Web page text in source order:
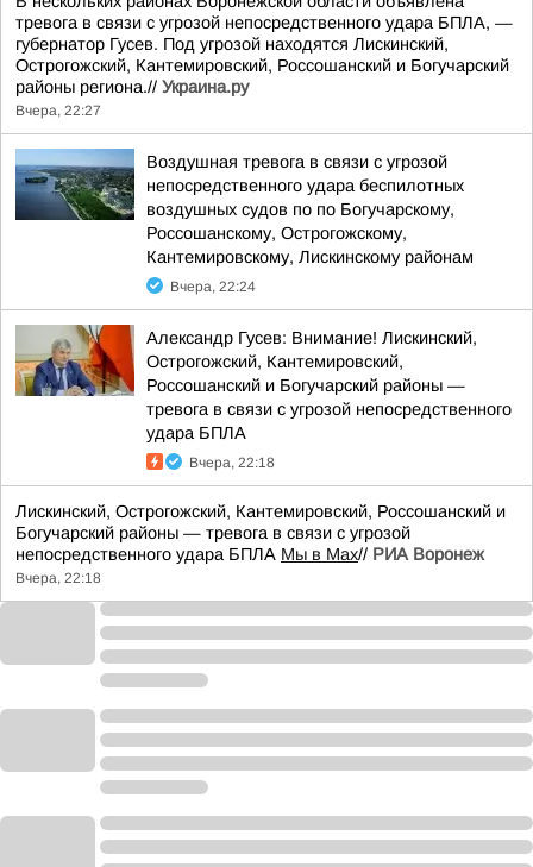
тревога в связи с угрозой непосредственного удара БПЛА, —
губернатор Гусев. Под угрозой находятся Лискинский,
Острогожский, Кантемировский, Россошанский и Богучарский
районы региона.// Украина.ру
Вчера, 22:27
Воздушная тревога в связи с угрозой
непосредственного удара беспилотных
воздушных судов по по Богучарскому,
Россошанскому, Острогожскому,
Кантемировскому, Лискинскому районам
Вчера, 22:24
Александр Гусев: Внимание! Лискинский,
Острогожский, Кантемировский,
Россошанский и Богучарский районы —
тревога в связи с угрозой непосредственного
удара БПЛА
Вчера, 22:18
Лискинский, Острогожский, Кантемировский, Россошанский и
Богучарский районы — тревога в связи с угрозой
непосредственного удара БПЛА Мы в Мах// РИА Воронеж
Вчера, 22:18